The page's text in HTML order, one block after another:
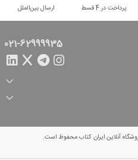
پرداخت در 4 قسط ارسال بین‌الملل
021-62999935
آنلاین ایران کتاب محفوظ است.